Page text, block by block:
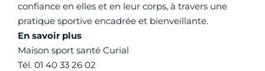
confiance en elles et en leur corps, à travers une
pratique sportive encadrée et bienveillante.
En savoir plus
Maison sport santé Curial
Tél. 01 40 33 26 02